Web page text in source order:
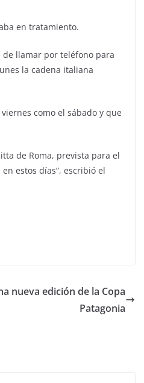
en tratamiento.
llamar por teléfono para
la cadena italiana
como el sábado y que
de Roma, prevista para el
estos días”, escribió el
nueva edición de la Copa
Patagonia